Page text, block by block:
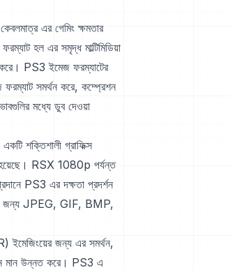
এর গেমিং ক্ষমতার
হল এর সমৃদ্ধ মাল্টিমিডিয়া
করে। PS3 ইমেজ ফরম্যাটের
ফরম্যাট সমর্থন করে, কম্প্রেশন
মধ্যে ডুব দেওয়া
শক্তিশালী গ্রাফিক্স
হয়েছে। RSX 1080p পর্যন্ত
PS3 এর দক্ষতা প্রদর্শন
জন্য JPEG, GIF, BMP,
ইমেজিংয়ের জন্য এর সমর্থন,
মান উন্নত করে। PS3 এ